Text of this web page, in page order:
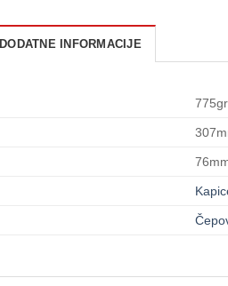
DODATNE INFORMACIJE
775gr